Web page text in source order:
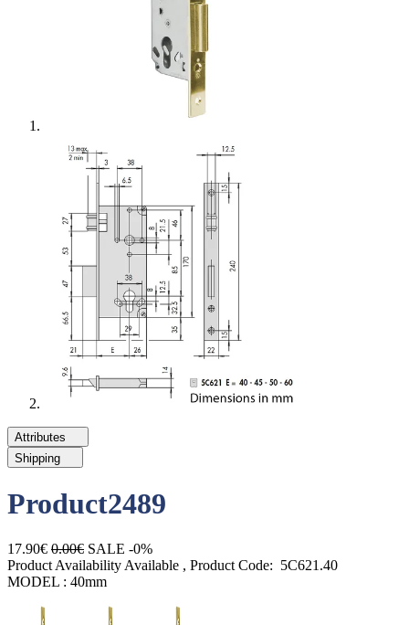
Attributes
Shipping
Product2489
17.90€ 0.00€ SALE -0%
Product Availability Available , Product Code: 5C621.40
MODEL : 40mm